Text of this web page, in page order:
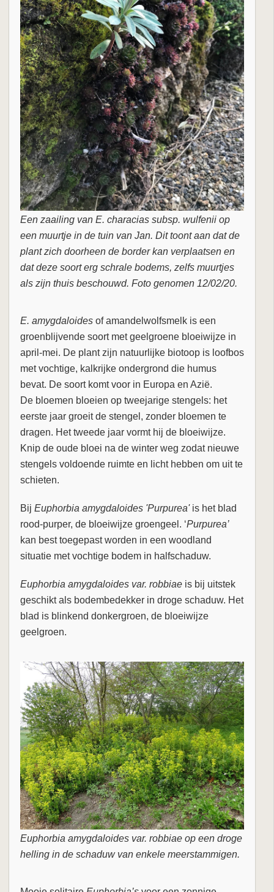
Een zaailing van E. characias subsp. wulfenii op
een muurtje in de tuin van Jan. Dit toont aan dat de
plant zich doorheen de border kan verplaatsen en
dat deze soort erg schrale bodems, zelfs muurtjes
als zijn thuis beschouwd. Foto genomen 12/02/20.
E. amygdaloides of amandelwolfsmelk is een
groenblijvende soort met geelgroene bloeiwijze in
april-mei. De plant zijn natuurlijke biotoop is loofbos
met vochtige, kalkrijke ondergrond die humus
bevat. De soort komt voor in Europa en Azië.
De bloemen bloeien op tweejarige stengels: het
eerste jaar groeit de stengel, zonder bloemen te
dragen. Het tweede jaar vormt hij de bloeiwijze.
Knip de oude bloei na de winter weg zodat nieuwe
stengels voldoende ruimte en licht hebben om uit te
schieten.
Bij Euphorbia amygdaloides 'Purpurea'is het blad
rood-purper, de bloeiwijze groengeel. ‘Purpurea’
kan best toegepast worden in een woodland
situatie met vochtige bodem in halfschaduw.
Euphorbia amygdaloides var. robbiae is bij uitstek
geschikt als bodembedekker in droge schaduw. Het
blad is blinkend donkergroen, de bloeiwijze
geelgroen.
Euphorbia amygdaloides var. robbiae op een droge
helling in de schaduw van enkele meerstammigen.